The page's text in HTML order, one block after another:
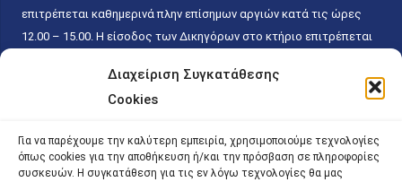
Διαχείριση Συγκατάθεσης
Cookies
Για να παρέχουμε την καλύτερη εμπειρία, χρησιμοποιούμε τεχνολογίες
όπως cookies για την αποθήκευση ή/και την πρόσβαση σε πληροφορίες
συσκευών. Η συγκατάθεση για τις εν λόγω τεχνολογίες θα μας
επιτρέπεται καθημερινά πλην επίσημων αργιών κατά τις ώρες
12.00 – 15.00. Η είσοδος των Δικηγόρων στο κτήριο επιτρέπεται
κάθε εργάσιμη ημέρα και ώρα χωρίς κανέναν χρονικό ή άλλο
περιορισμό. Η είσοδος του κοινού ειδικά στο γραφείο του
15.00. Η εξυπηρέτηση του κοινού πραγματοποιείται βάσει των
παγίων ισχυουσών διατάξεων. Για την αποφυγή συνωστισμού